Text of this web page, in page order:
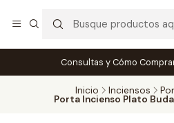
Consultas y Cómo
Inicio Inciensos
Porta Incienso Plato